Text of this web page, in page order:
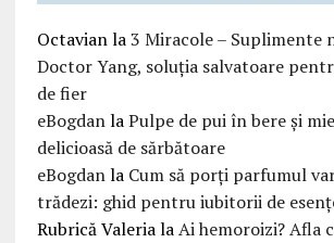
Octavianla3 Miracole – Suplimente
Doctor Yang, soluția salvatoare
de fier
eBogdanlaPulpe de pui în bere și
delicioasă de sărbătoare
eBogdanla Cum să porți parfumul
trădezi: ghid pentru iubitorii de
Rubrică ValerialaAi hemoroizi? Afla